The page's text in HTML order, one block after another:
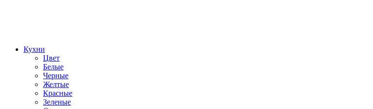
Кухни
Цвет
Белые
Черные
Желтые
Красные
Зеленые